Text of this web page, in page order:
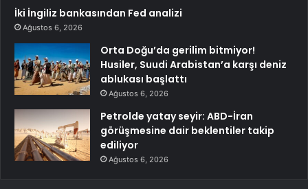
İki İngiliz bankasından Fed analizi
Ağustos 6, 2026
Orta Doğu’da gerilim bitmiyor!
Husiler, Suudi Arabistan’a karşı deniz
ablukası başlattı
Ağustos 6, 2026
Petrolde yatay seyir: ABD-İran
görüşmesine dair beklentiler takip
ediliyor
Ağustos 6, 2026